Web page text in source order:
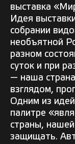
выставка
Идея
собрании
необъятной
разном
суток и при
— наша
взглядом,
Одним из
палитре
страны,
защищать.